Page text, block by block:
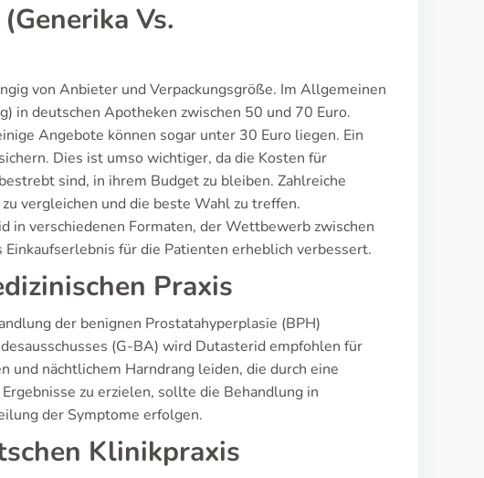
Vs.
von Anbieter und Verpackungsgröße. Im Allgemeinen
in deutschen Apotheken zwischen 50 und 70 Euro.
Angebote können sogar unter 30 Euro liegen. Ein
Dies ist umso wichtiger, da die Kosten für
sind, in ihrem Budget zu bleiben. Zahlreiche
vergleichen und die beste Wahl zu treffen.
in verschiedenen Formaten, der Wettbewerb zwischen
für die Patienten erheblich verbessert.
Praxis
der benignen Prostatahyperplasie (BPH)
(G-BA) wird Dutasterid empfohlen für
und nächtlichem Harndrang leiden, die durch eine
zu erzielen, sollte die Behandlung in
der Symptome erfolgen.
Klinikpraxis